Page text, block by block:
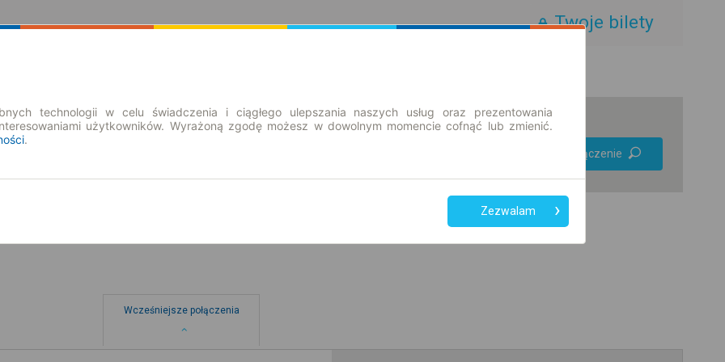
Twoje bilety
Znajdź połączenie
Wcześniejsze połączenia
technologii w celu świadczenia i ciągłego ulepszania naszych usług oraz prezentowania
użytkowników. Wyrażoną zgodę możesz w dowolnym momencie cofnąć lub zmienić.
.
Zezwalam